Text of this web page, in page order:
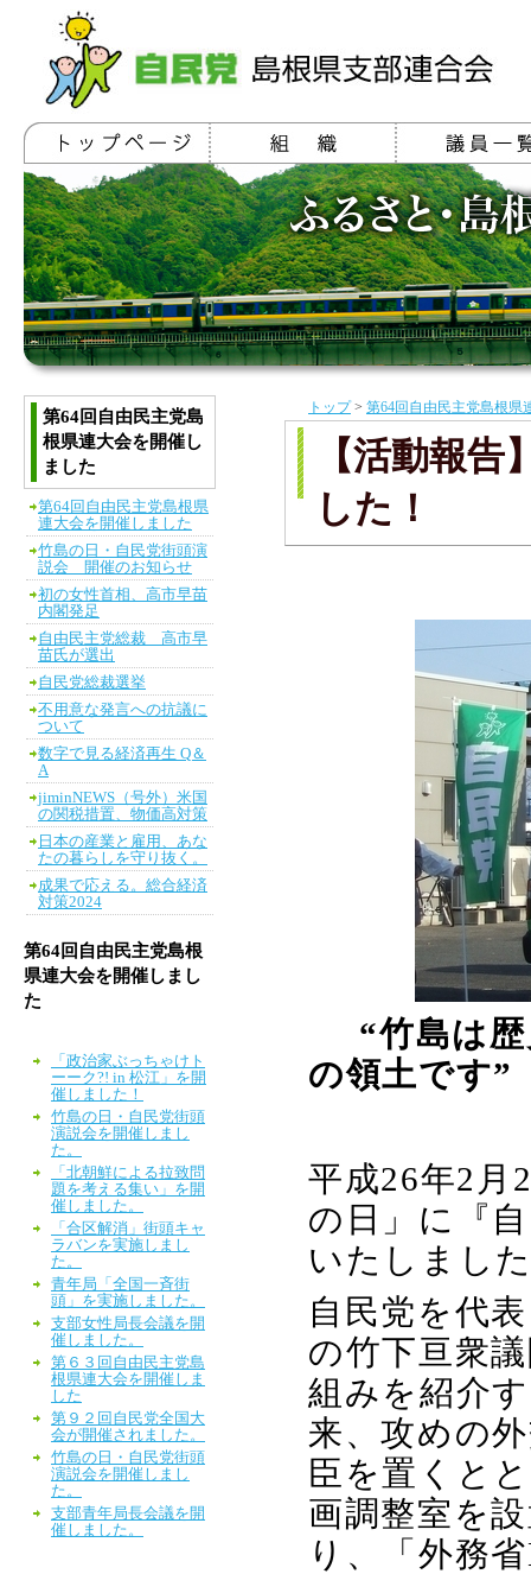
トップ> 第64回自由民主党島根県
【活動報
した！
“竹島は
の領土です”
平成26年2 月
の日」に『
いたしまし
自民党を代
の竹下亘衆
組みを紹介
来、攻めの
臣を置くと
画調整室を
り、「外務省
第64回自由民主党島
根県連大会を開催し
ました
第64回自由民主党島根県
連大会を開催しました
竹島の日・自民党街頭演
説会 開催のお知らせ
初の女性首相、高市早苗
内閣発足
自由民主党総裁 高市早
苗氏が選出
自民党総裁選挙
不用意な発言への抗議に
ついて
数字で見る経済再生 Q＆
A
jiminNEWS（号外）米国
の関税措置、物価高対策
日本の産業と雇用、あな
たの暮らしを守り抜く。
成果で応える。総合経済
対策2024
第64回自由民主党島根
県連大会を開催しまし
た
「政治家ぶっちゃけト
ーーク?! in 松江」を開
催しました！
竹島の日・自民党街頭
演説会を開催しまし
た。
「北朝鮮による拉致問
題を考える集い」を開
催しました。
「合区解消」街頭キャ
ラバンを実施しまし
た。
青年局「全国一斉街
頭」を実施しました。
支部女性局長会議を開
催しました。
第６３回自由民主党島
根県連大会を開催しま
した
第９２回自民党全国大
会が開催されました。
竹島の日・自民党街頭
演説会を開催しまし
た。
支部青年局長会議を開
催しました。